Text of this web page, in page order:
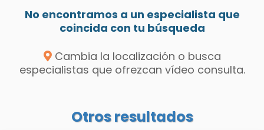
No encontramos a un especialista que
coincida con tu búsqueda
Cambia la localización o busca
especialistas que ofrezcan vídeo consulta.
Otros resultados